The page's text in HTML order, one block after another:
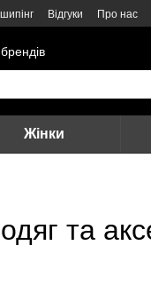
Відгуки Про нас
Жінки
та